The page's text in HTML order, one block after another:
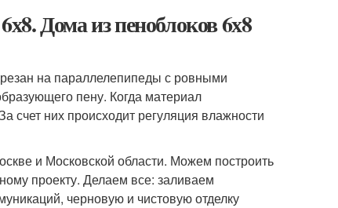
Дома из пеноблоков 6х8
на параллелепипеды с ровными
пену. Когда материал
счет них происходит регуляция влажности
и Московской области. Можем построить
проекту. Делаем все: заливаем
черновую и чистовую отделку